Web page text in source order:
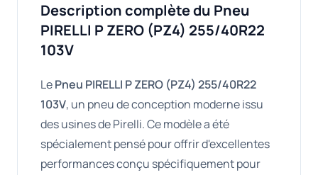
Description complète du Pneu
PIRELLI P ZERO (PZ4) 255/40R22
103V
LePneu PIRELLI P ZERO (PZ4) 255/40R22
103V, un pneu de conception moderne issu
des usines de Pirelli. Ce modèle a été
spécialement pensé pour offrir d'excellentes
performances conçu spécifiquement pour